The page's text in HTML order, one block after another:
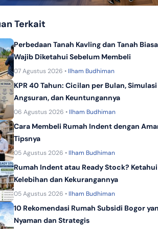
KPR Bank Panin Dubai
KPR Bank Sinarmas
Terkait
Perbedaan Tanah Kavling dan Tanah
Wajib Diketahui Sebelum Membeli
07 Agustus 2026 • Ilham Budhiman
KPR 40 Tahun: Cicilan per Bulan, Simulasi
Angsuran, dan Keuntungannya
06 Agustus 2026 • Ilham Budhiman
Cara Membeli Rumah Indent dengan
Tipsnya
05 Agustus 2026 • Ilham Budhiman
Rumah Indent atau Ready Stock? Ketahui
Kelebihan dan Kekurangannya
05 Agustus 2026 • Ilham Budhiman
10 Rekomendasi Rumah Subsidi Bogor
Nyaman dan Strategis